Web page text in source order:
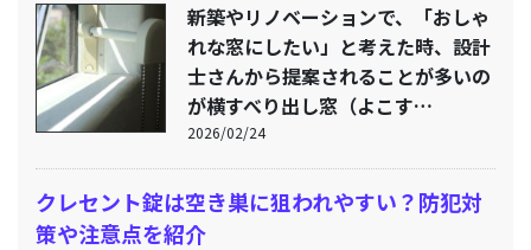
新築やリノベーションで、「おしゃ
れな窓にしたい」と考えた時、設計
士さんから提案されることが多いの
が横すべり出し窓（よこす…
2026/02/24
クレセント錠は空き巣に狙われやすい？防犯対
策や注意点を紹介